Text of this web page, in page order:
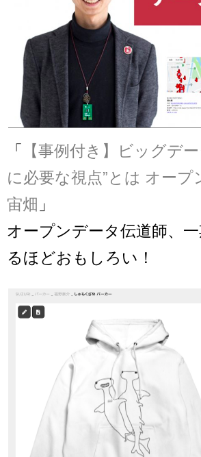
「 【事例付き】ビッグデ
に必要な視点”とは オー
宙畑 」
オープンデータ伝道師、
るほどおもしろい！